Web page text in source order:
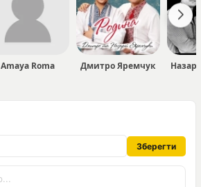
Amaya Roma Дмитро Яремчук
Зберегти